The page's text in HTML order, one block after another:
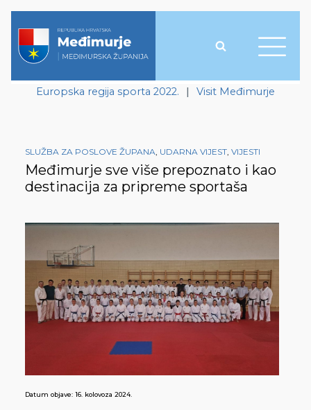
Europska regija sporta 2022. | Visit Međimurje
SLUŽBA ZA POSLOVE ŽUPANA, UDARNA VIJEST, VIJESTI
Međimurje sve više prepoznato i kao
destinacija za pripreme sportaša
Datum objave: 16. kolovoza 2024.